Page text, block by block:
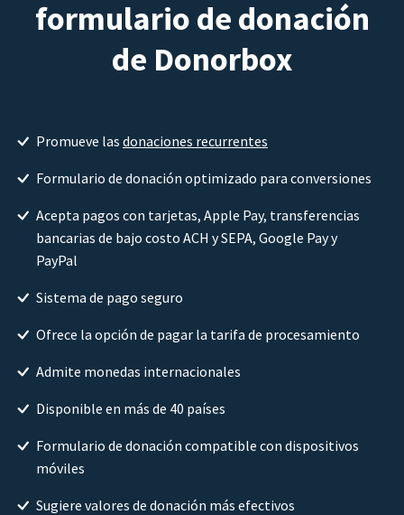
formulario de donación
de Donorbox
Promueve las donaciones recurrentes
Formulario de donación optimizado para conversiones
Acepta pagos con tarjetas, Apple Pay, transferencias
bancarias de bajo costo ACH y SEPA, Google Pay y
PayPal
Sistema de pago seguro
Ofrece la opción de pagar la tarifa de procesamiento
Admite monedas internacionales
Disponible en más de 40 países
Formulario de donación compatible con dispositivos
móviles
Sugiere valores de donación más efectivos